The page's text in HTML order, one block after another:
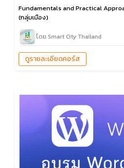
Fundamentals and Practical
(กลุ่มเมือง)
โดย Smart City Thailand
ดูรายละเอียดคอร์ส